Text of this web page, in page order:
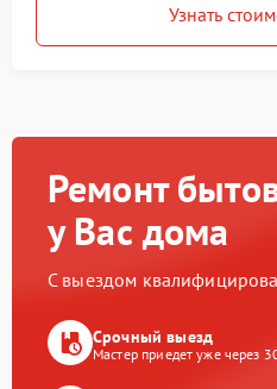
Узнать
Ремонт
у Вас дома
С выездом
Срочный выезд
Мастер приедет уже через